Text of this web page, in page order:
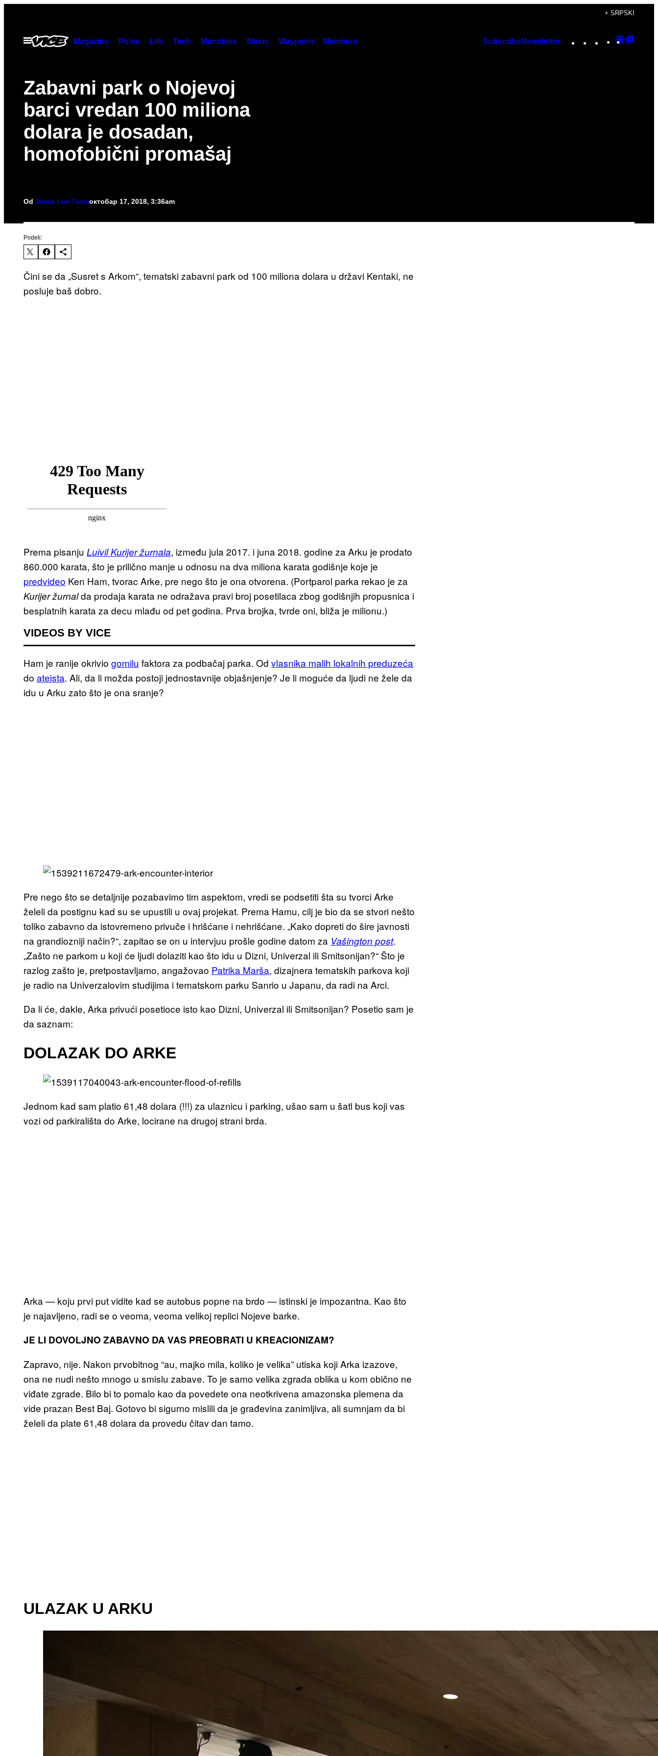
садржај
+ SRPSKI
Otvori
Meni
Magazine Pulse Life Tech Munchies Music Waypoint Members SubscribeNewsletter Instagram
TikTok
YouTube
Google
Zabavni park o Nojevoj
barci vredan 100 miliona
dolara je dosadan,
homofobični promašaj
Od Jamie Lee Taeteоктобар 17, 2018, 3:36am
Podeli:
Čini se da „Susret s Arkom“, tematski zabavni park od 100 miliona dolara u državi Kentaki, ne
posluje baš dobro.
Prema pisanju Luivil Kurijer žurnala, između jula 2017. i juna 2018. godine za Arku je prodato
860.000 karata, što je prilično manje u odnosu na dva miliona karata godišnje koje je
predvideo Ken Ham, tvorac Arke, pre nego što je ona otvorena. (Portparol parka rekao je za
Kurijer žurnalda prodaja karata ne odražava pravi broj posetilaca zbog godišnjih propusnica i
besplatnih karata za decu mlađu od pet godina. Prva brojka, tvrde oni, bliža je milionu.)
VIDEOS BY VICE
Ham je ranije okrivio gomilu faktora za podbačaj parka. Od vlasnika malih lokalnih preduzeća
do ateista. Ali, da li možda postoji jednostavnije objašnjenje? Je li moguće da ljudi ne žele da
idu u Arku zato što je ona sranje?
Pre nego što se detaljnije pozabavimo tim aspektom, vredi se podsetiti šta su tvorci Arke
želeli da postignu kad su se upustili u ovaj projekat. Prema Hamu, cilj je bio da se stvori nešto
toliko zabavno da istovremeno privuče i hrišćane i nehrišćane. „Kako dopreti do šire javnosti
na grandiozniji način?“, zapitao se on u intervjuu prošle godine datom za Vašington post.
„Zašto ne parkom u koji će ljudi dolaziti kao što idu u Dizni, Univerzal ili Smitsonijan?“ Što je
razlog zašto je, pretpostavljamo, angažovao Patrika Marša, dizajnera tematskih parkova koji
je radio na Univerzalovim studijima i tematskom parku Sanrio u Japanu, da radi na Arci.
Da li će, dakle, Arka privući posetioce isto kao Dizni, Univerzal ili Smitsonijan? Posetio sam je
da saznam:
DOLAZAK DO ARKE
Jednom kad sam platio 61,48 dolara (!!!) za ulaznicu i parking, ušao sam u šatl bus koji vas
vozi od parkirališta do Arke, locirane na drugoj strani brda.
Arka — koju prvi put vidite kad se autobus popne na brdo — istinski je impozantna. Kao što
je najavljeno, radi se o veoma, veoma velikoj replici Nojeve barke.
JE LI DOVOLJNO ZABAVNO DA VAS PREOBRATI U KREACIONIZAM?
Zapravo, nije. Nakon prvobitnog “au, majko mila, koliko je velika” utiska koji Arka izazove,
ona ne nudi nešto mnogo u smislu zabave. To je samo velika zgrada oblika u kom obično ne
viđate zgrade. Bilo bi to pomalo kao da povedete ona neotkrivena amazonska plemena da
vide prazan Best Baj. Gotovo bi sigurno mislili da je građevina zanimljiva, ali sumnjam da bi
želeli da plate 61,48 dolara da provedu čitav dan tamo.
ULAZAK U ARKU